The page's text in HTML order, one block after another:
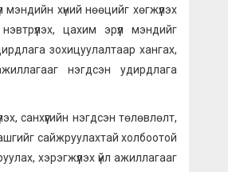
хүний нөөцийг хөгжүүлэх
цахим эрүүл мэндийг
зохицуулалтаар хангах,
нэгдсэн удирдлага
санхүүгийн нэгдсэн төлөвлөлт,
сайжруулахтай холбоотой
хэрэгжүүлэх үйл ажиллагааг